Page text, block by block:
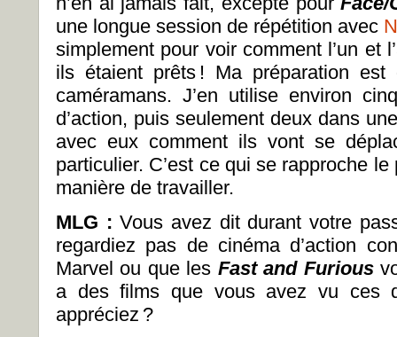
une longue session de répétition avec
simplement pour voir comment l’un et
ils étaient prêts ! Ma préparation est
caméramans. J’en utilise environ
d’action, puis seulement deux dans
avec eux comment ils vont se
particulier. C’est ce qui se rapproche
manière de travailler.
MLG :Vous avez dit durant votre
regardiez pas de cinéma d’action
Marvel ou que les Fast and Furious
a des films que vous avez vu ces
appréciez ?